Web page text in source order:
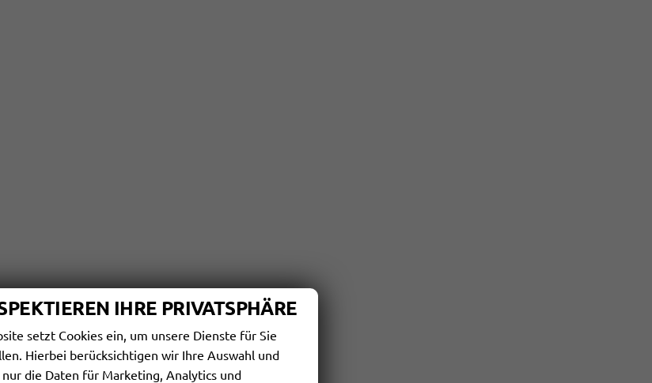
IHRE PRIVATSPHÄRE
setzt Cookies ein, um unsere Dienste für Sie
Hierbei berücksichtigen wir Ihre Auswahl und
die Daten für Marketing, Analytics und